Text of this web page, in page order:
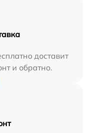
доставит
и обратно.